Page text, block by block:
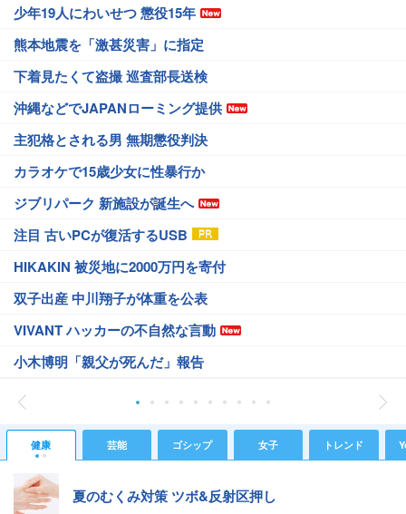
少年19人にわいせつ 懲役15年
熊本地震を「激甚災害」に指定
下着見たくて盗撮 巡査部長送検
沖縄などでJAPANローミング提供
主犯格とされる男 無期懲役判決
カラオケで15歳少女に性暴行か
ジブリパーク 新施設が誕生へ
注目 古いPCが復活するUSB
HIKAKIN 被災地に2000万円を寄付
双子出産 中川翔子が体重を公表
VIVANT ハッカーの不自然な言動
小木博明「親父が死んだ」報告
健康 芸能 ゴシップ 女子 トレンド
夏のむくみ対策 ツボ&反射区押し